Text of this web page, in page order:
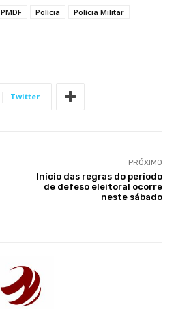
PMDF Polícia
Polícia Militar
Twitter
PRÓXIMO
Início das regras do período
de defeso eleitoral ocorre
neste sábado